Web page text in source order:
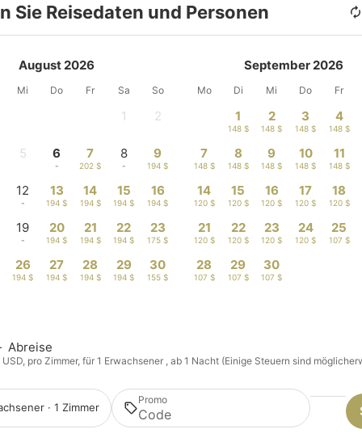
Sie Reisedaten und Personen
August 2026
Mi Do Fr Sa So
1 2
5 6
-
7
202 $
8
-
9
194 $
12
-
13
194 $
14
194 $
15
194 $
16
194 $
19
-
20
194 $
21
194 $
22
194 $
23
175 $
26
194 $
27
194 $
28
194 $
29
194 $
30
155 $
September 2026
Mo Di Mi Do Fr
1
148 $
2
148 $
3
148 $
4
148 $
7
148 $
8
148 $
9
148 $
10
148 $
11
148 $
14
120 $
15
120 $
16
120 $
17
120 $
18
120 $
21
120 $
22
120 $
23
120 $
24
120 $
25
107 $
28
107 $
29
107 $
30
107 $
Abreise
pro Zimmer, für 1 Erwachsener , ab 1 Nacht (Einige Steuern sind
· 1 Zimmer
Promo